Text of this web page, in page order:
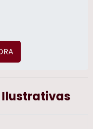
Ilustrativas